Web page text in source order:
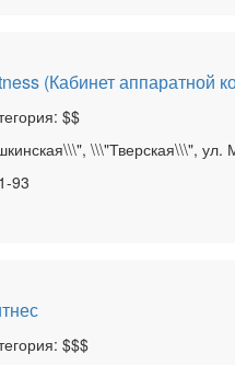
(Кабинет аппаратной
$$
\\\"Тверская\\\", ул.
93
$$$